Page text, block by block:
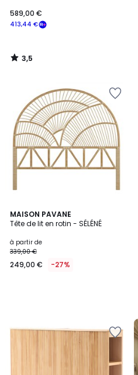
413,44 €
589,00 €
3,5
/
MAISON PAVANE
Tête de lit en rotin - SÉLÉNÉ
à partir de
339,00 €
249,00 € -27%